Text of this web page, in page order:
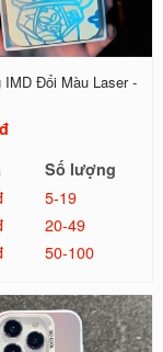
IMD Đổi Màu Laser -
Số lượng
5-19
20-49
50-100